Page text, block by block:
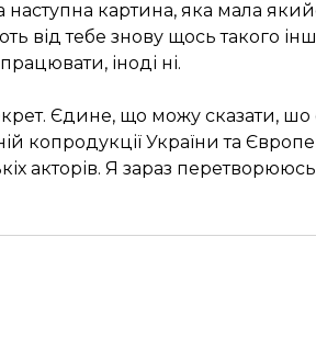
наступна картина, яка мала
від тебе знову щось такого
іноді ні.
Єдине, що можу сказати, шо
копродукції України та
акторів. Я зараз